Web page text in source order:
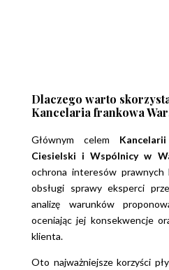
Dlaczego warto
Kancelaria frankowa
Głównym celem
Ciesielski i Wspólnicy w
ochrona interesów prawnych
obsługi sprawy eksperci
analizę warunków
oceniając jej konsekwencje
klienta.
Oto najważniejsze korzyści